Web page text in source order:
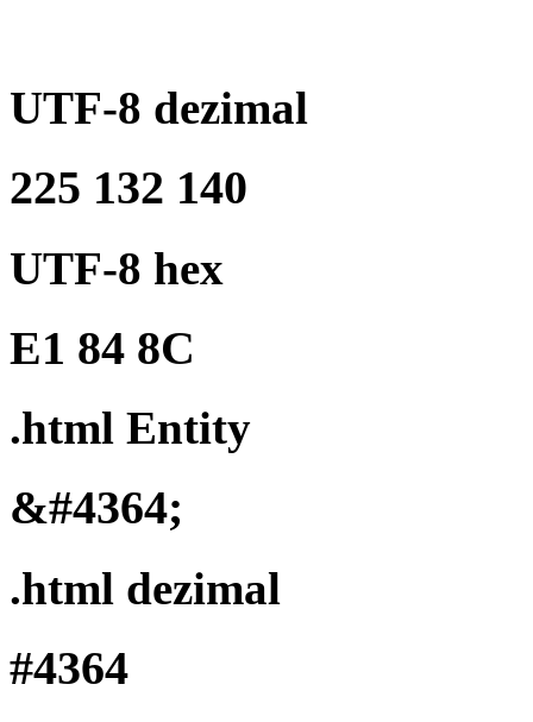
UTF-8 dezimal
225 132 140
UTF-8 hex
E1 84 8C
.html Entity
&#4364;
.html dezimal
#4364